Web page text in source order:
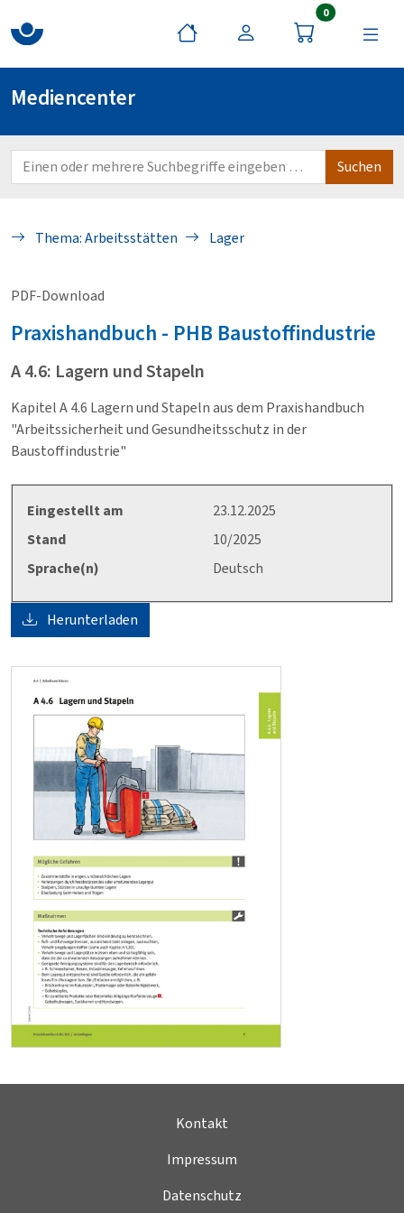
0Artikel im
Mediencenter
Thema: Arbeitsstätten Lager
PDF-Download
Praxishandbuch - PHB Baustoffindustrie
A 4.6: Lagern und Stapeln
Kapitel A 4.6 Lagern und Stapeln aus dem Praxishandbuch
"Arbeitssicherheit und Gesundheitsschutz in der
Baustoffindustrie"
Eingestellt am
23.12.2025
Stand
10/2025
Sprache(n)
Deutsch
Herunterladen
Kontakt
Impressum
Datenschutz